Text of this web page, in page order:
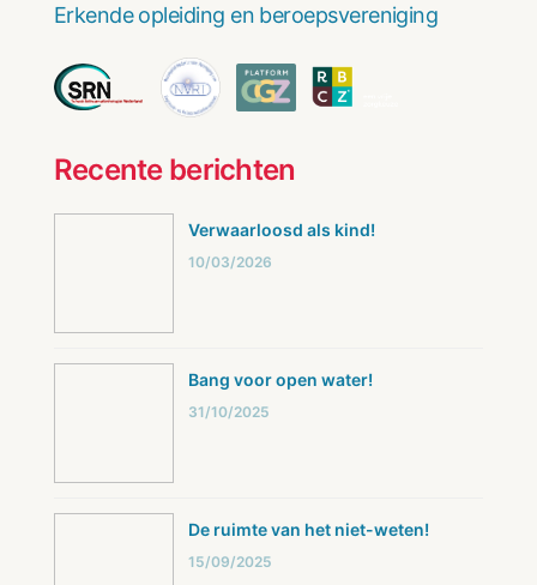
Erkende opleiding en beroepsvereniging
Recente berichten
Verwaarloosd als kind!
10/03/2026
Bang voor open water!
31/10/2025
De ruimte van het niet-weten!
15/09/2025